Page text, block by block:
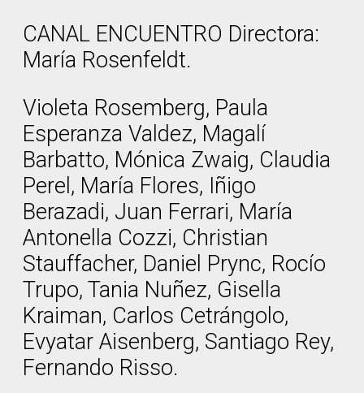
CANAL ENCUENTRO Directora:
María Rosenfeldt.
Violeta Rosemberg, Paula
Esperanza Valdez, Magalí
Barbatto, Mónica Zwaig, Claudia
Perel, María Flores, Iñigo
Berazadi, Juan Ferrari, María
Antonella Cozzi, Christian
Stauffacher, Daniel Prync, Rocío
Trupo, Tania Nuñez, Gisella
Kraiman, Carlos Cetrángolo,
Evyatar Aisenberg, Santiago Rey,
Fernando Risso.